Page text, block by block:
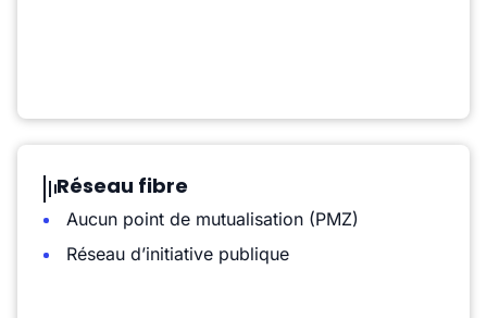
Réseau fibre
Aucun point de mutualisation (PMZ)
Réseau d’initiative publique